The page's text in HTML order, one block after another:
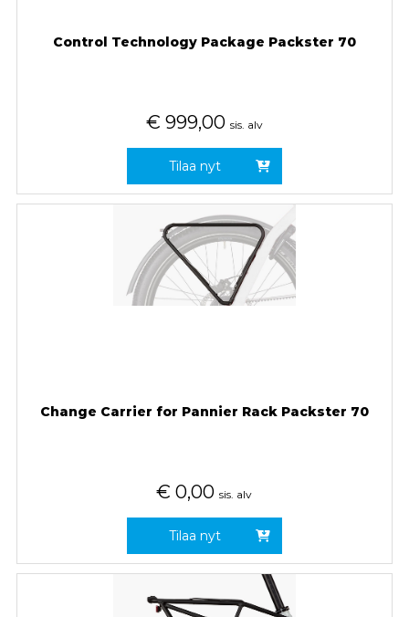
Control Technology Package Packster 70
€ 999,00 sis. alv
Tilaa nyt
Change Carrier for Pannier Rack Packster 70
€ 0,00 sis. alv
Tilaa nyt